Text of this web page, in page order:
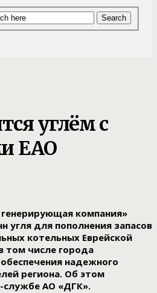
углём с
ЕАО
компания»
угля для пополнения запасов
котельных Еврейской
том числе города
надежного
региона. Об этом
службе АО «ДГК».